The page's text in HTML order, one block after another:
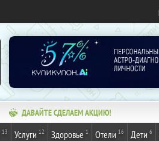
ДАВАЙТЕ СДЕЛАЕМ АКЦИЮ!
13 Услуги 12 Здоровье 1 Отели 16 Дети 6